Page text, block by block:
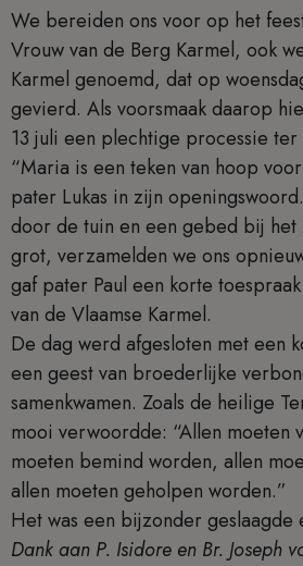
We bereiden ons voor op het
Vrouw van de Berg Karmel, ook
Karmel genoemd, dat op
gevierd. Als voorsmaak daarop
13 juli een plechtige processie
“Maria is een teken van hoop
pater Lukas in zijn
door de tuin en een gebed bij
grot, verzamelden we ons
gaf pater Paul een korte
van de Vlaamse Karmel.
De dag werd afgesloten met een
een geest van broederlijke
samenkwamen. Zoals de heilige
mooi verwoordde: “Allen moeten
moeten bemind worden, allen
allen moeten geholpen worden.”
Het was een bijzonder geslaagde
Dank aan P. Isidore en Br. Joseph